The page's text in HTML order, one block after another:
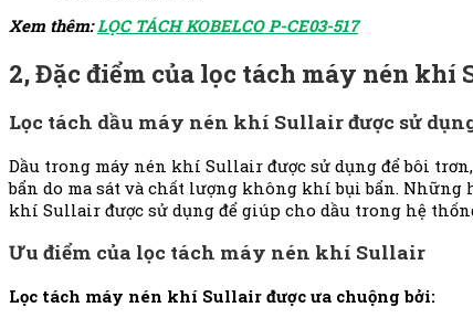
Xem thêm:LỌC TÁCH KOBELCO P-CE03-517
2,Đặcđiểm của lọc tách máy nén khí
Lọc tách dầu máy nén khí Sullair được sử
Dầu trong máy nén khí Sullair được sử dụng để bôi
bẩn do ma sát và chất lượng không khí bụi bẩn.
khí Sullair được sử dụng để giúp cho dầu trong hệ
Ưu điểm của lọc tách máy nén khí Sullair
Lọc tách máy nén khí Sullair được ưa chuộng bởi: